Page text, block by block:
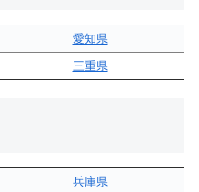
愛知県
三重県
兵庫県